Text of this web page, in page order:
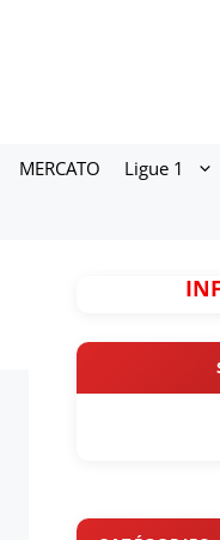
MERCATO Ligue 1